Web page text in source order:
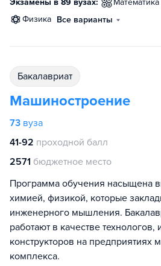
Экзамены в 89 вузах: математика
физика Все варианты
бакалавриат
Машиностроение
73 вуза
41-92 проходной балл
2571 бюджетное место
Программа обучения насыщена
химией, физикой, которые
инженерного мышления.
работают в качестве
конструкторов на предприятиях
комплекса.